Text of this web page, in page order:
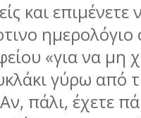
και
ηµερολόγιο
«για να µη
γύρω από
πάλι, έχετε